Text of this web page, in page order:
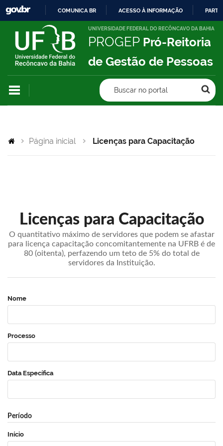
IR
PARA
CONTEÚDO
COMUNICA BR ACESSO À INFORMAÇÃO
UNIVERSIDADE FEDERAL DO RECÔNCAVO DA BAHIA
PROGEP Pró-Reitoria
de Gestão de Pessoas
Buscar no portal
Página inicial Licenças para Capacitação
Licenças para Capacitação
O quantitativo máximo de servidores que podem se afastar
para licença capacitação concomitantemente na UFRB é de
80 (oitenta), perfazendo um teto de 5% do total de
servidores da Instituição.
Nome
Processo
Data Específica
Período
Início